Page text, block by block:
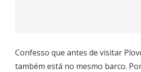
Confesso que antes de visitar
também está no mesmo barco.